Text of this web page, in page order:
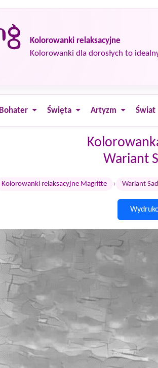
Kolorowanki relaksacyjne
Kolorowanki dla dorosłych to
Bohater Święta Artyzm Świat
Wariant
Kolorowanki relaksacyjne Magritte › Wariant